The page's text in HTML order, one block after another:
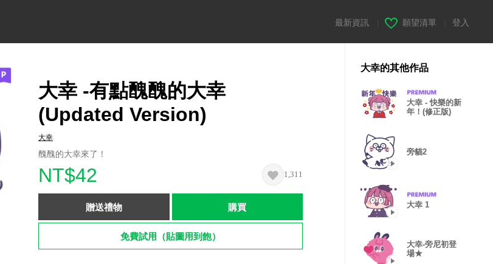
最新資訊 願望清單 登入
大幸 -有點醜醜的大幸
(Updated Version)
大幸
醜醜的大幸來了！
NT$42 1,311
贈送禮物 購買
免費試用（貼圖用到飽）
大幸的其他作品
大幸 - 快樂的新
年！(修正版)
旁貓2
大幸 1
大幸-旁尼初登
場★